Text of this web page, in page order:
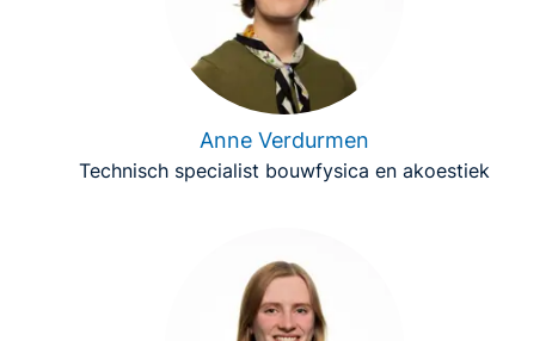
Anne Verdurmen
Technisch specialist bouwfysica en akoestiek